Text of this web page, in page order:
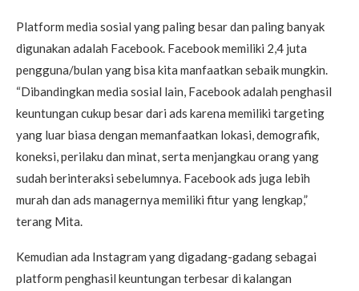
Platform media sosial yang paling besar dan paling banyak
digunakan adalah Facebook. Facebook memiliki 2,4 juta
pengguna/bulan yang bisa kita manfaatkan sebaik mungkin.
“Dibandingkan media sosial lain, Facebook adalah penghasil
keuntungan cukup besar dari ads karena memiliki targeting
yang luar biasa dengan memanfaatkan lokasi, demografik,
koneksi, perilaku dan minat, serta menjangkau orang yang
sudah berinteraksi sebelumnya. Facebook ads juga lebih
murah dan ads managernya memiliki fitur yang lengkap,”
terang Mita.
Kemudian ada Instagram yang digadang-gadang sebagai
platform penghasil keuntungan terbesar di kalangan